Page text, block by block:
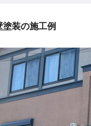
塗装の施工例